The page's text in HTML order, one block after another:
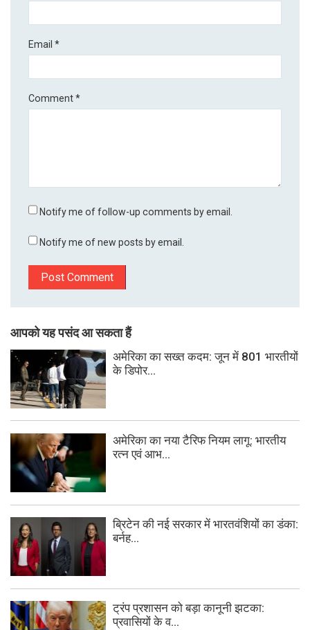
Email*
Comment*
Notify me of follow-up comments by email.
Notify me of new posts by email.
आपको यह पसंद आ सकता हैं
अमेरिका का सख्त कदम: जून में 801 भारतीयों
के डिपोर...
अमेरिका का नया टैरिफ नियम लागू: भारतीय
रत्न एवं आभ...
ब्रिटेन की नई सरकार में भारतवंशियों का डंका:
बर्नह...
ट्रंप प्रशासन को बड़ा कानूनी झटका:
प्रवासियों के व...